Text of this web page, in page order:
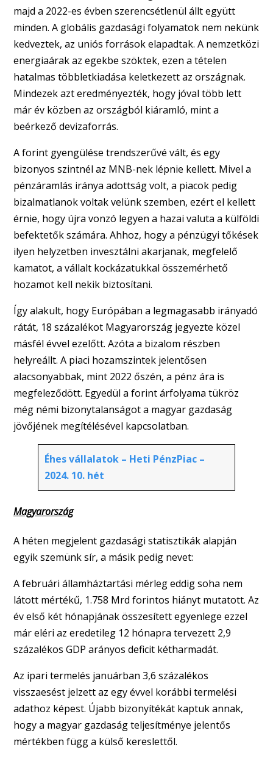
majd a 2022-es évben szerencsétlenül állt együtt
minden. A globális gazdasági folyamatok nem nekünk
kedveztek, az uniós források elapadtak. A nemzetközi
energiaárak az egekbe szöktek, ezen a tételen
hatalmas többletkiadása keletkezett az országnak.
Mindezek azt eredményezték, hogy jóval több lett
már év közben az országból kiáramló, mint a
beérkező devizaforrás.
A forint gyengülése trendszerűvé vált, és egy
bizonyos szintnél az MNB-nek lépnie kellett. Mivel a
pénzáramlás iránya adottság volt, a piacok pedig
bizalmatlanok voltak velünk szemben, ezért el kellett
érnie, hogy újra vonzó legyen a hazai valuta a külföldi
befektetők számára. Ahhoz, hogy a pénzügyi tőkések
ilyen helyzetben invesztálni akarjanak, megfelelő
kamatot, a vállalt kockázatukkal összemérhető
hozamot kell nekik biztosítani.
Így alakult, hogy Európában a legmagasabb irányadó
rátát, 18 százalékot Magyarország jegyezte közel
másfél évvel ezelőtt. Azóta a bizalom részben
helyreállt. A piaci hozamszintek jelentősen
alacsonyabbak, mint 2022 őszén, a pénz ára is
megfeleződött. Egyedül a forint árfolyama tükröz
még némi bizonytalanságot a magyar gazdaság
jövőjének megítélésével kapcsolatban.
Éhes vállalatok – Heti PénzPiac –
2024. 10. hét
Magyarország
A héten megjelent gazdasági statisztikák alapján
egyik szemünk sír, a másik pedig nevet:
A februári államháztartási mérleg eddig soha nem
látott mértékű, 1.758 Mrd forintos hiányt mutatott. Az
év első két hónapjának összesített egyenlege ezzel
már eléri az eredetileg 12 hónapra tervezett 2,9
százalékos GDP arányos deficit kétharmadát.
Az ipari termelés januárban 3,6 százalékos
visszaesést jelzett az egy évvel korábbi termelési
adathoz képest. Újabb bizonyítékát kaptuk annak,
hogy a magyar gazdaság teljesítménye jelentős
mértékben függ a külső kereslettől.